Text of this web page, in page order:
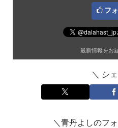
フ
最新情報をお
＼ シ
＼青丹よしのフ